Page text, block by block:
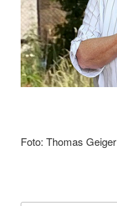
Foto: Thomas Geiger